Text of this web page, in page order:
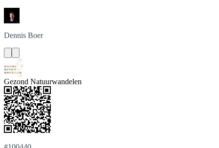
Dennis Boer
Gezond Natuurwandelen